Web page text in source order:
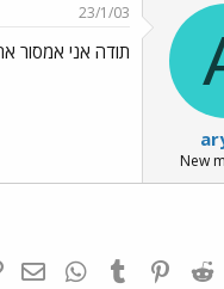
New
23/1/03
תודה אני אמסור
Twitter
Reddit
Pinterest
Tumblr